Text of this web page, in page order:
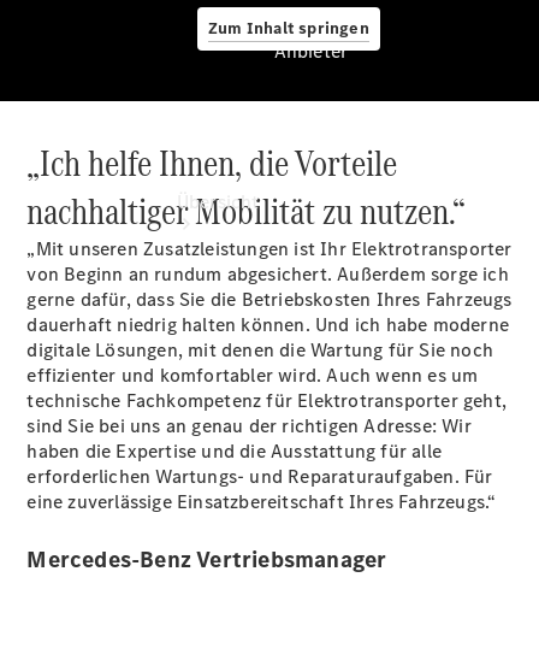
Zum Inhalt springen
Anbieter
Übersicht
Startseite
Ansprechpartner
finden
Probefahrt
vereinbaren
vereinbaren
Servicetermin
Anbieter
„Ich helfe Ihnen, die Vorteile
nachhaltiger Mobilität zu nutzen.“
„Mit unseren Zusatzleistungen ist Ihr Elektrotransporter
von Beginn an rundum abgesichert. Außerdem sorge ich
gerne dafür, dass Sie die Betriebskosten Ihres Fahrzeugs
dauerhaft niedrig halten können. Und ich habe moderne
digitale Lösungen, mit denen die Wartung für Sie noch
effizienter und komfortabler wird. Auch wenn es um
technische Fachkompetenz für Elektrotransporter geht,
sind Sie bei uns an genau der richtigen Adresse: Wir
haben die Expertise und die Ausstattung für alle
erforderlichen Wartungs- und Reparaturaufgaben. Für
eine zuverlässige Einsatzbereitschaft Ihres Fahrzeugs.“
Mercedes-Benz Vertriebsmanager